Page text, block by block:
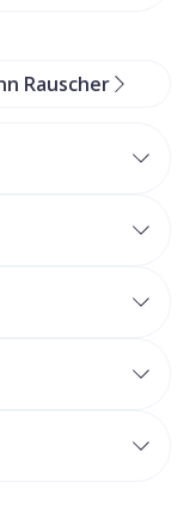
Rauscher